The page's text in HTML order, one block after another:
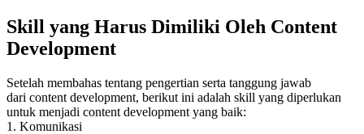
Skill yang Harus Dimiliki Oleh Content
Development
Setelah membahas tentang pengertian serta tanggung jawab
dari content development, berikut ini adalah skill yang diperlukan
untuk menjadi content development yang baik:
1. Komunikasi